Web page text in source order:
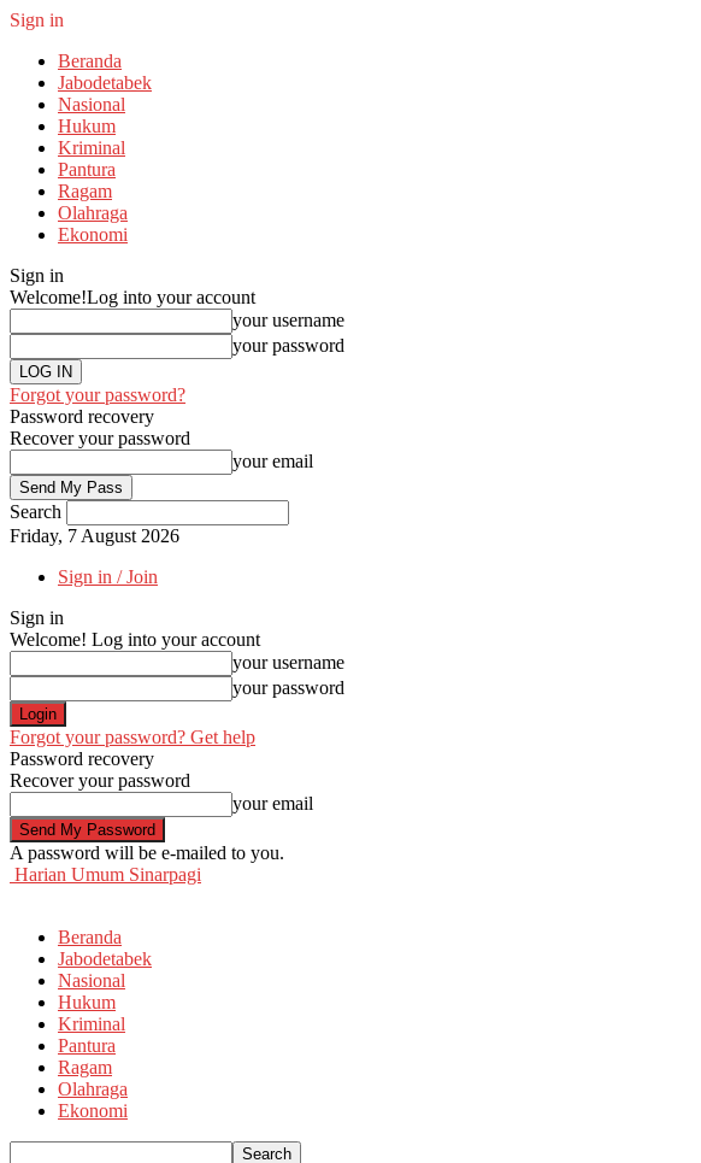
Sign in
Beranda
Jabodetabek
Nasional
Hukum
Kriminal
Pantura
Ragam
Olahraga
Ekonomi
Sign in
Welcome!Log into your account
your username
your password
Forgot your password?
Password recovery
Recover your password
your email
Search
Friday, 7 August 2026
Sign in / Join
Sign in
Welcome! Log into your account
your username
your password
Forgot your password? Get help
Password recovery
Recover your password
your email
A password will be e-mailed to you.
Harian Umum Sinarpagi
Beranda
Jabodetabek
Nasional
Hukum
Kriminal
Pantura
Ragam
Olahraga
Ekonomi